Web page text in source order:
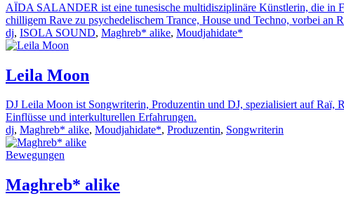
AÏDA SALANDER ist eine tunesische multidisziplinäre Künstlerin, die in
chilligem Rave zu psychedelischem Trance, House und Techno, vorbei
dj, ISOLA SOUND, Maghreb* alike, Moudjahidate*
Leila Moon
DJ Leila Moon ist Songwriterin, Produzentin und DJ, spezialisiert auf Raï,
Einflüsse und interkulturellen Erfahrungen.
dj, Maghreb* alike, Moudjahidate*, Produzentin, Songwriterin
Bewegungen
Maghreb* alike